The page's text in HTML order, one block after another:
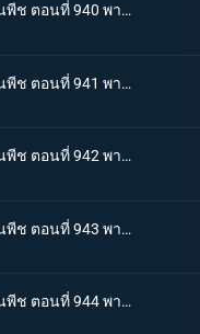
One piece วันพีช ตอนที่ 940 พากย์ไทย ความโกรธของโซโล ตัวตนที่แท้จริงของผลสไมล์!
One piece วันพีช ตอนที่ 941 พากย์ไทย น้ำตาโทโกะ ลูกปืนที่ไร้ความรู้สึกของโอโรจิ!
One piece วันพีช ตอนที่ 942 พากย์ไทย ใส่ให้ยับ! ความวุ่นวาย! การต่อสู้ที่ลานประหาร
One piece วันพีช ตอนที่ 943 พากย์ไทย การตัดสินใจของลูฟี่ ทลายการแข่งซูโม่นรก!
One piece วันพีช ตอนที่ 944 พากย์ไทย การมาของพายุ! บิ๊กมัมอาละวาด!